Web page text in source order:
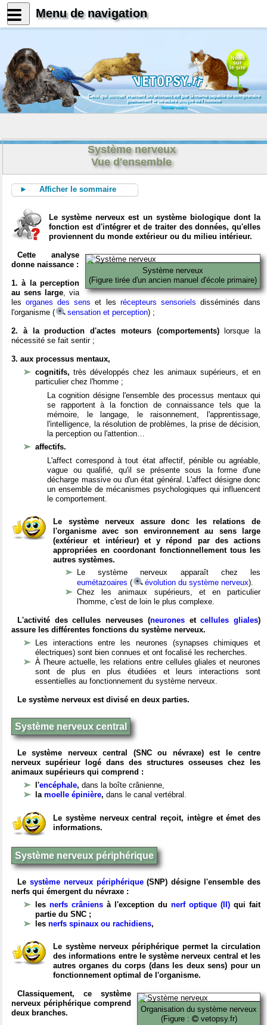
News
sur
le site
Celui qui connait vraiment les animaux est par là même capable de comprendre
pleinement le caractère unique de l'homme
Konrad Lorenz
Système nerveux
Vue d'ensemble
► Afficher le sommaire
Le système nerveux est un système biologique dont la
fonction est d'intégrer et de traiter des données, qu'elles
proviennent du monde extérieur ou du milieu intérieur.
Système nerveux
(Figure tirée d'un ancien manuel d'école primaire)
Cette analyse
donne naissance :
1. à la perception
au sens large, via
lesorganes des sens et les récepteurs sensoriels disséminés dans
l'organisme (
sensation et perception) ;
2. à la production d'actes moteurs (comportements)lorsque la
nécessité se fait sentir ;
3. aux processus mentaux,
cognitifs,très développés chez les animaux supérieurs, et en
particulier chez l'homme ;
La cognition désigne l'ensemble des processus mentaux qui
se rapportent à la fonction de connaissance tels que la
mémoire, le langage, le raisonnement, l'apprentissage,
l'intelligence, la résolution de problèmes, la prise de décision,
la perception ou l'attention…
affectifs.
L'affect correspond à tout état affectif, pénible ou agréable,
vague ou qualifié, qu'il se présente sous la forme d'une
décharge massive ou d'un état général. L'affect désigne donc
un ensemble de mécanismes psychologiques qui influencent
le comportement.
Le système nerveux assure donc les relations de
l'organisme avec son environnement au sens large
(extérieur et intérieur) et y répond par des actions
appropriées en coordonant fonctionnellement tous les
autres systèmes.
Le système nerveux apparaît chez les
eumétazoaires ( évolution du système nerveux).
Chez les animaux supérieurs, et en particulier
l'homme, c'est de loin le plus complexe.
L'activité des cellules nerveuses (neuronesetcellules gliales)
assure les différentes fonctions du système nerveux.
Les interactions entre les neurones (synapses chimiques et
électriques) sont bien connues et ont focalisé les recherches.
À l'heure actuelle, les relations entre cellules gliales et neurones
sont de plus en plus étudiées et leurs interactions sont
essentielles au fonctionnement du système nerveux.
Le système nerveux est divisé en deux parties.
Système nerveux central
Le système nerveux central (SNC ou névraxe) est le centre
nerveux supérieur logé dans des structures osseuses chez les
animaux supérieurs qui comprend :
l'encéphale, dans la boîte crânienne,
la moelle épinière, dans le canal vertébral.
Le système nerveux central reçoit, intègre et émet des
informations.
Système nerveux périphérique
Le système nerveux périphérique(SNP) désigne l'ensemble des
nerfs qui émergent du névraxe :
les nerfs crâniens à l'exception du nerf optique (II) qui fait
partie du SNC ;
les nerfs spinaux ou rachidiens,
Le système nerveux périphérique permet la circulation
des informations entre le système nerveux central et les
autres organes du corps (dans les deux sens) pour un
fonctionnement optimal de l'organisme.
Organisation du système nerveux
(Figure :
vetopsy.fr)
Classiquement, ce système
nerveux périphérique comprend
deux branches.
Menu de navigation